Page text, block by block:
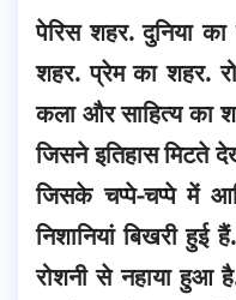
पेरिस शहर. दुनिया
शहर. प्रेम का शहर.
कला और साहित्य का
जिसने इतिहास मिटते
जिसके चप्पे-चप्पे में
निशानियां बिखरीहुई
रोशनी से नहाया हुआ